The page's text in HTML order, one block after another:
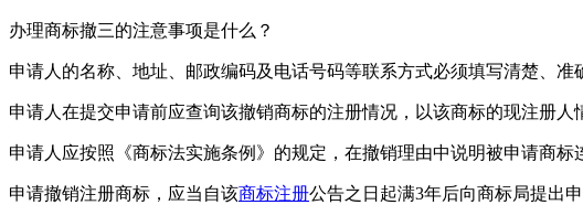
办理商标撤三的注意事项是什么？
申请人的名称、地址、邮政编码及电话号码等联系方式必须填写清楚、准
申请人在提交申请前应查询该撤销商标的注册情况，以该商标的现注册人
申请人应按照《商标法实施条例》的规定，在撤销理由中说明被申请商标
申请撤销注册商标，应当自该商标注册公告之日起满3年后向商标局提出